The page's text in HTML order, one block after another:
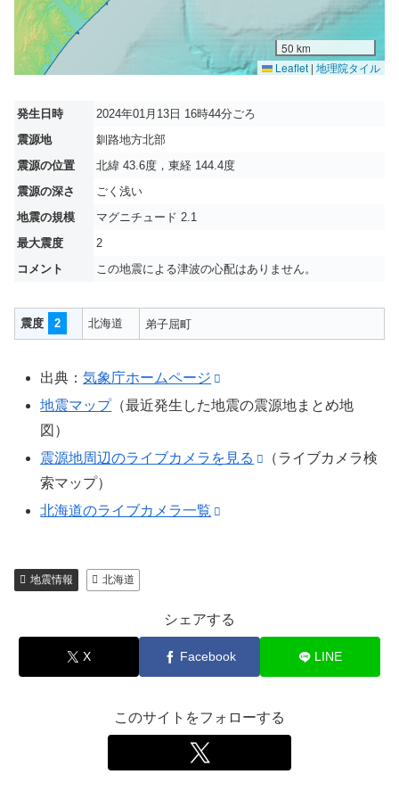
50 km
Leaflet | 地理院タイル
発生日時
2024年01月13日 16時44分ごろ
震源地
釧路地方北部
震源の位置
北緯 43.6度，東経 144.4度
震源の深さ
ごく浅い
地震の規模
マグニチュード 2.1
最大震度
2
コメント
この地震による津波の心配はありません。
震度 2 北海道 弟子屈町
出典：気象庁ホームページ
地震マップ（最近発生した地震の震源地まとめ地
図）
震源地周辺のライブカメラを見る
（ライブカメラ検
索マップ）
北海道のライブカメラ一覧
地震情報 北海道
シェアする
X Facebook LINE
このサイトをフォローする